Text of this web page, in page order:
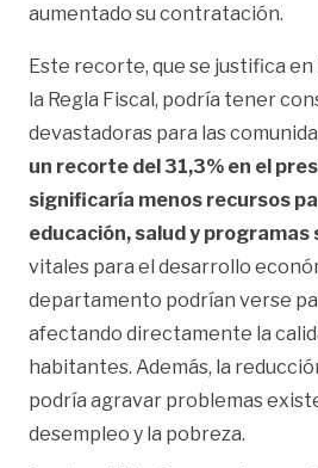
aumentado su contratación.
Este recorte, que se justifica
la Regla Fiscal, podría tener
devastadoras para las
un recorte del 31,3% en el
significaría menos recursos
educación, salud y programas
vitales para el desarrollo
departamento podrían verse
afectando directamente la
habitantes. Además, la
podría agravar problemas
desempleo y la pobreza.